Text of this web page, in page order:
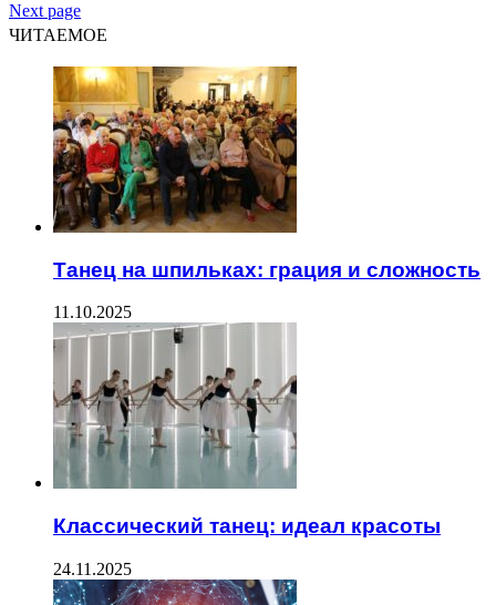
Next page
ЧИТАЕМОЕ
Танец на шпильках: грация и сложность
11.10.2025
Классический танец: идеал красоты
24.11.2025